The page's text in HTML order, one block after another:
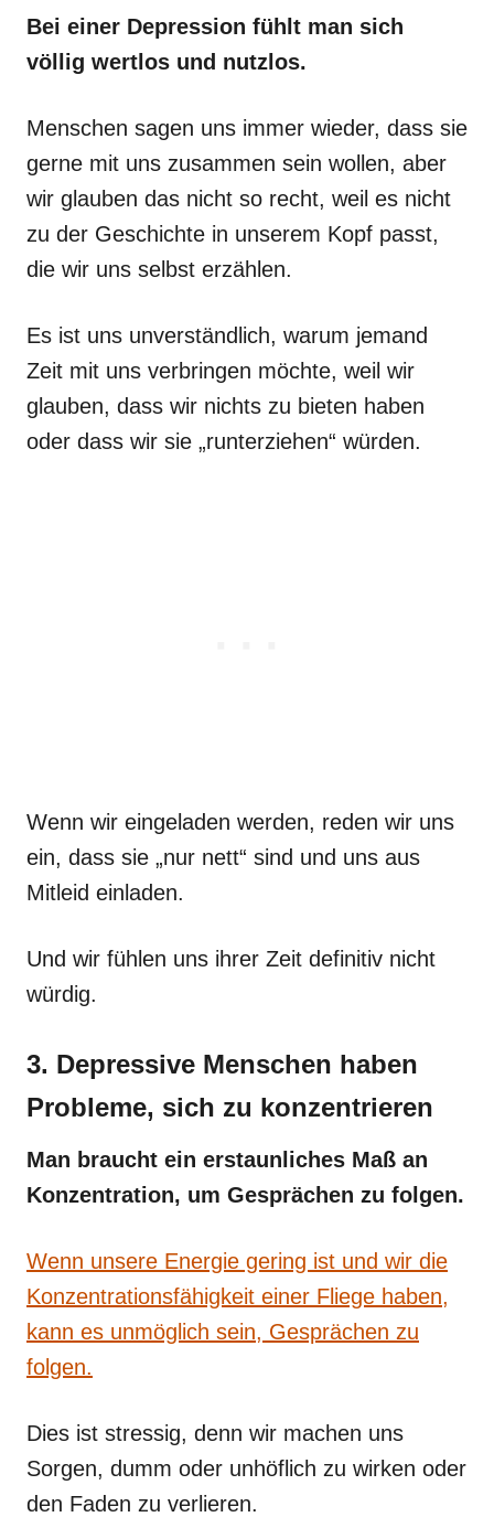
Bei einer Depression fühlt man sich
völlig wertlos und nutzlos.
Menschen sagen uns immer wieder, dass sie
gerne mit uns zusammen sein wollen, aber
wir glauben das nicht so recht, weil es nicht
zu der Geschichte in unserem Kopf passt,
die wir uns selbst erzählen.
Es ist uns unverständlich, warum jemand
Zeit mit uns verbringen möchte, weil wir
glauben, dass wir nichts zu bieten haben
oder dass wir sie „runterziehen“ würden.
Wenn wir eingeladen werden, reden wir uns
ein, dass sie „nur nett“ sind und uns aus
Mitleid einladen.
Und wir fühlen uns ihrer Zeit definitiv nicht
würdig.
3. Depressive Menschen haben
Probleme, sich zu konzentrieren
Man braucht ein erstaunliches Maß an
Konzentration, um Gesprächen zu folgen.
Wenn unsere Energie gering ist und wir die
Konzentrationsfähigkeit einer Fliege haben,
kann es unmöglich sein, Gesprächen zu
folgen.
Dies ist stressig, denn wir machen uns
Sorgen, dumm oder unhöflich zu wirken oder
den Faden zu verlieren.